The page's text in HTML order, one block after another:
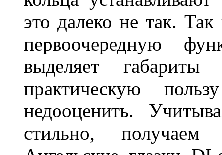
это далеко не так. Так
первоочередную
выделяет
практическую
недооценить.
стильно,